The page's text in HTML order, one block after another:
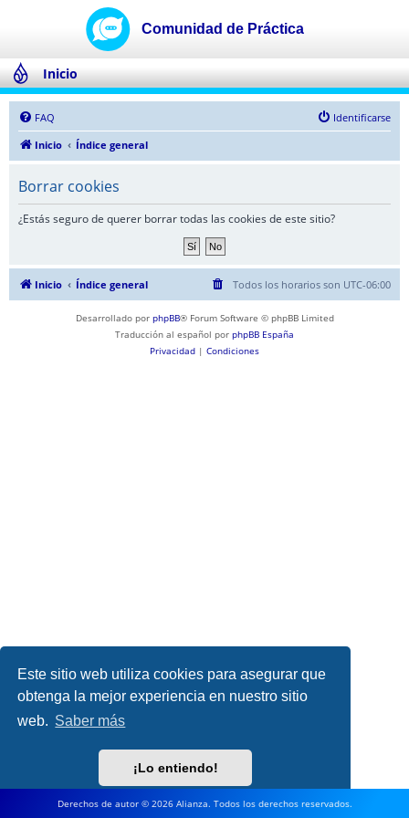
Este sitio web utiliza cookies para asegurar que
obtenga la mejor experiencia en nuestro sitio
web. Saber más
¡Lo entiendo!
Inicio
FAQ
Identificarse
Inicio
Índice general
Borrar cookies
¿Estás seguro de querer borrar todas las cookies de este sitio?
Inicio Índice general Todos los horarios son UTC-06:00
Desarrollado por phpBB® Forum Software © phpBB Limited
Traducción al español por phpBB España
Privacidad | Condiciones
Derechos de autor © 2026 Alianza. Todos los derechos reservados.